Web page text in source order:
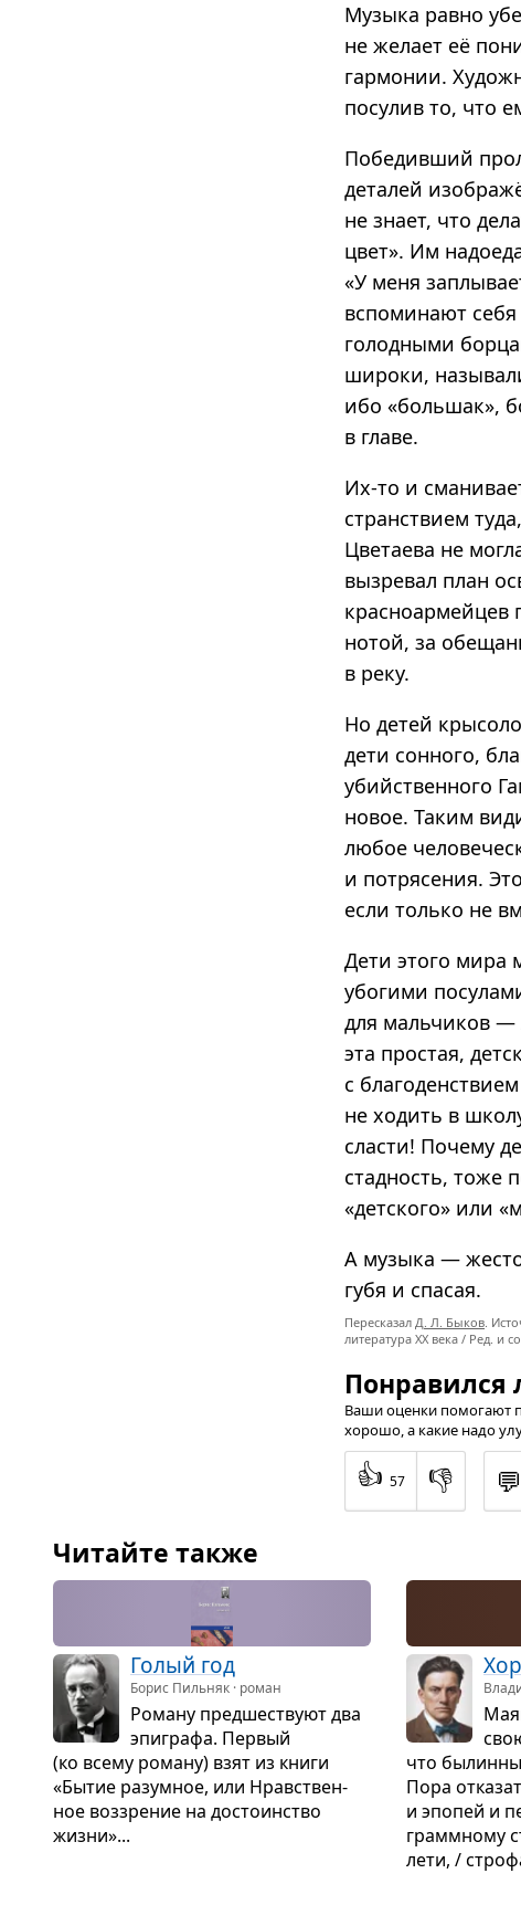
Музыка равно
не желает её
гармонии.
посулив то, что
Победивший
деталей
не знает, что
цвет». Им
«У меня
вспоминают
голодными
широки,
ибо «большак»,
в главе.
Их-то и
странствием
Цветаева не
вызревал план
красноармейцев
нотой, за
в реку.
Но детей
дети сонного,
убийственного
новое. Таким
любое
и потрясения.
если только не
Дети этого мира
убогими
для мальчиков —
эта простая,
с
не ходить в
сласти! Почему
стадность, тоже
«детского» или
А музыка —
губя и спасая.
Пересказал Д. Л. Быков.
литература XX века / Ред. и
Понравился
Ваши оценки помогают
хорошо, а какие надо
👍 57 👎 💬
Читайте также
Голый год
Борис Пильняк · роман
Роману пред­ше­ствуют два
эпи­графа. Пер­вый
(ко всему роману) взят из книги
«Бытие разум­ное, или Нрав­ствен­
ное воз­зре­ние на досто­ин­ство
жизни»...
что
Пора
и эпо­пей и
грамм­ному
лети, /